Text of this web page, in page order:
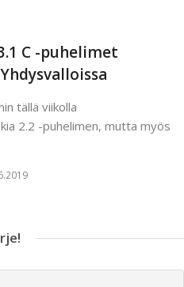
C -puhelimet
tällä viikolla
2.2 -puhelimen, mutta myös